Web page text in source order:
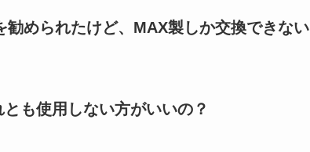
められたけど、MAX製しか交換できない
も使用しない方がいいの？